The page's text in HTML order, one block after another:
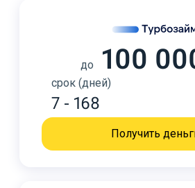
до 100
срок (дней)
7 - 168
Получить